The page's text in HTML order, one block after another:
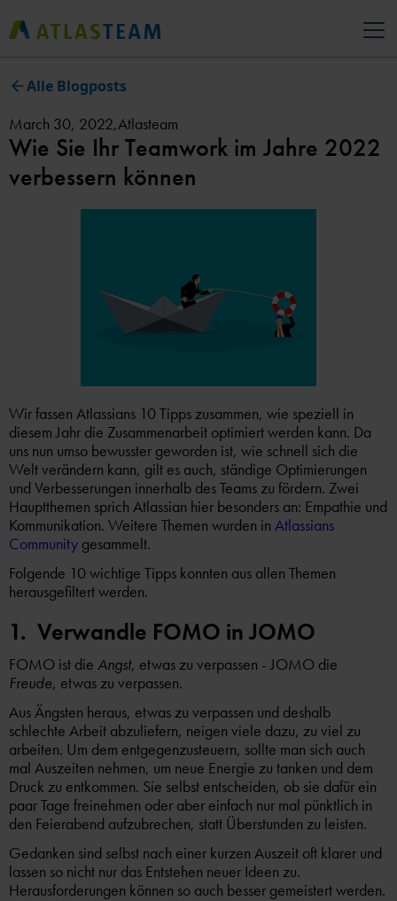
Alle Blogposts
March 30, 2022,Atlasteam
Wie Sie Ihr Teamwork im Jahre 2022
verbessern können
Wir fassen Atlassians 10 Tipps zusammen, wie speziell in
diesem Jahr die Zusammenarbeit optimiert werden kann. Da
uns nun umso bewusster geworden ist, wie schnell sich die
Welt verändern kann, gilt es auch, ständige Optimierungen
und Verbesserungen innerhalb des Teams zu fördern. Zwei
Hauptthemen sprich Atlassian hier besonders an: Empathie und
Kommunikation. Weitere Themen wurden in Atlassians
Community gesammelt.
Folgende 10 wichtige Tipps konnten aus allen Themen
herausgefiltert werden.
1. Verwandle FOMO in JOMO
FOMO ist die Angst, etwas zu verpassen - JOMO die
Freude, etwas zu verpassen.
Aus Ängsten heraus, etwas zu verpassen und deshalb
schlechte Arbeit abzuliefern, neigen viele dazu, zu viel zu
arbeiten. Um dem entgegenzusteuern, sollte man sich auch
mal Auszeiten nehmen, um neue Energie zu tanken und dem
Druck zu entkommen. Sie selbst entscheiden, ob sie dafür ein
paar Tage freinehmen oder aber einfach nur mal pünktlich in
den Feierabend aufzubrechen, statt Überstunden zu leisten.
Gedanken sind selbst nach einer kurzen Auszeit oft klarer und
lassen so nicht nur das Entstehen neuer Ideen zu.
Herausforderungen können so auch besser gemeistert werden.